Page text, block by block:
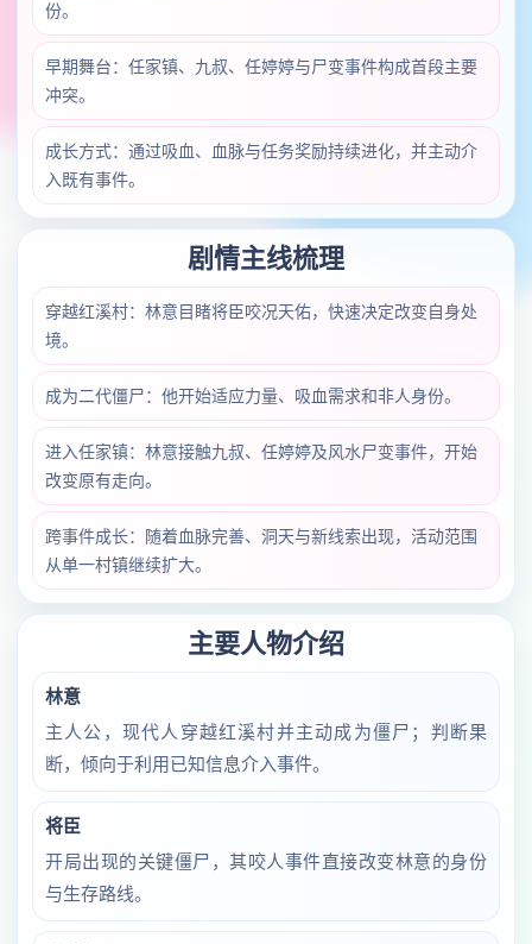
份。
早期舞台：任家镇、九叔、任婷婷与尸变事件构成首段主要
冲突。
成长方式：通过吸血、血脉与任务奖励持续进化，并主动介
入既有事件。
剧情主线梳理
穿越红溪村：林意目睹将臣咬况天佑，快速决定改变自身处
境。
成为二代僵尸：他开始适应力量、吸血需求和非人身份。
进入任家镇：林意接触九叔、任婷婷及风水尸变事件，开始
改变原有走向。
跨事件成长：随着血脉完善、洞天与新线索出现，活动范围
从单一村镇继续扩大。
主要人物介绍
林意
主人公，现代人穿越红溪村并主动成为僵尸；判断果
断，倾向于利用已知信息介入事件。
将臣
开局出现的关键僵尸，其咬人事件直接改变林意的身份
与生存路线。